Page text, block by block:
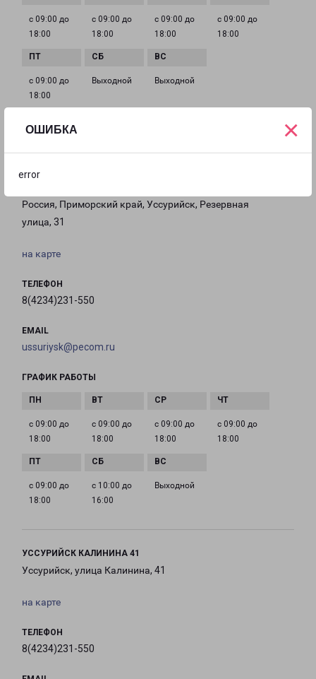
ОШИБКА
error
×
с 09:00 до
18:00
с 09:00 до
18:00
с 09:00 до
18:00
с 09:00 до
18:00
с 09:00 до
18:00
Выходной Выходной
Филиалы в Уссурийске
Россия, Приморский край, Уссурийск, Резервная
улица, 31
на карте
ТЕЛЕФОН
8(4234)231-550
EMAIL
ussuriysk@pecom.ru
ГРАФИК РАБОТЫ
с 09:00 до
18:00
с 09:00 до
18:00
с 09:00 до
18:00
с 09:00 до
18:00
с 09:00 до
18:00
с 10:00 до
16:00
Выходной
УССУРИЙСК КАЛИНИНА 41
Уссурийск, улица Калинина, 41
на карте
ТЕЛЕФОН
8(4234)231-550